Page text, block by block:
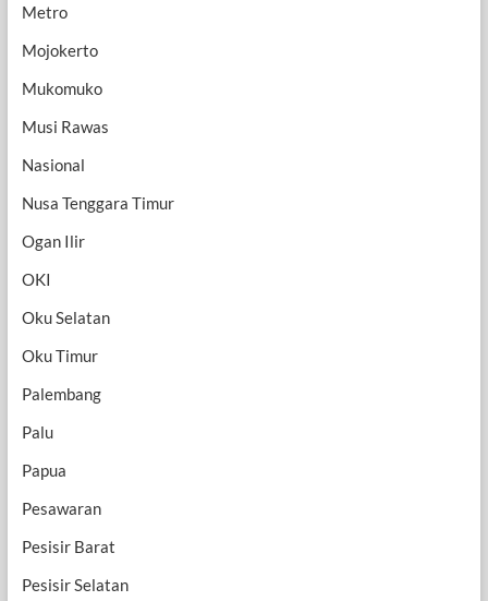
Metro
Mojokerto
Mukomuko
Musi Rawas
Nasional
Nusa Tenggara Timur
Ogan Ilir
OKI
Oku Selatan
Oku Timur
Palembang
Palu
Papua
Pesawaran
Pesisir Barat
Pesisir Selatan